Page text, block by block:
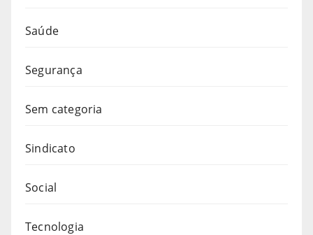
Saúde
Segurança
Sem categoria
Sindicato
Social
Tecnologia